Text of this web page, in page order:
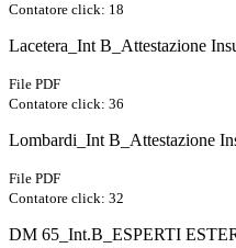
Contatore click: 18
Lacetera_Int B_Attestazione
File PDF
Contatore click: 36
Lombardi_Int B_Attestazione
File PDF
Contatore click: 32
DM 65_Int.B_ESPERTI